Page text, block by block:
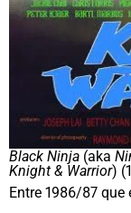
Black Ninja (aka
Knight & Warrior)
Entre 1986/87